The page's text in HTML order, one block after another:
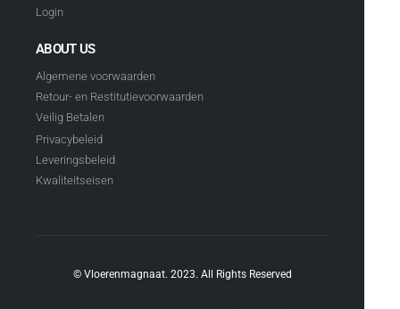
Login
ABOUT US
Algemene voorwaarden
Retour- en Restitutievoorwaarden
Veilig Betalen
Privacybeleid
Leveringsbeleid
Kwaliteitseisen
© Vloerenmagnaat. 2023. All Rights Reserved